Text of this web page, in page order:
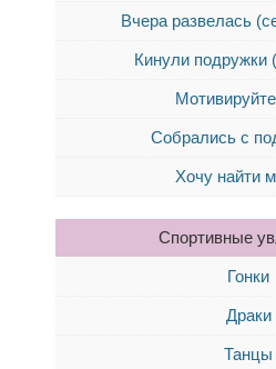
Вчера развелась
Кинули подружки
Собрались с
Хочу найти
Спортивные
Гонки
Драки
Танцы